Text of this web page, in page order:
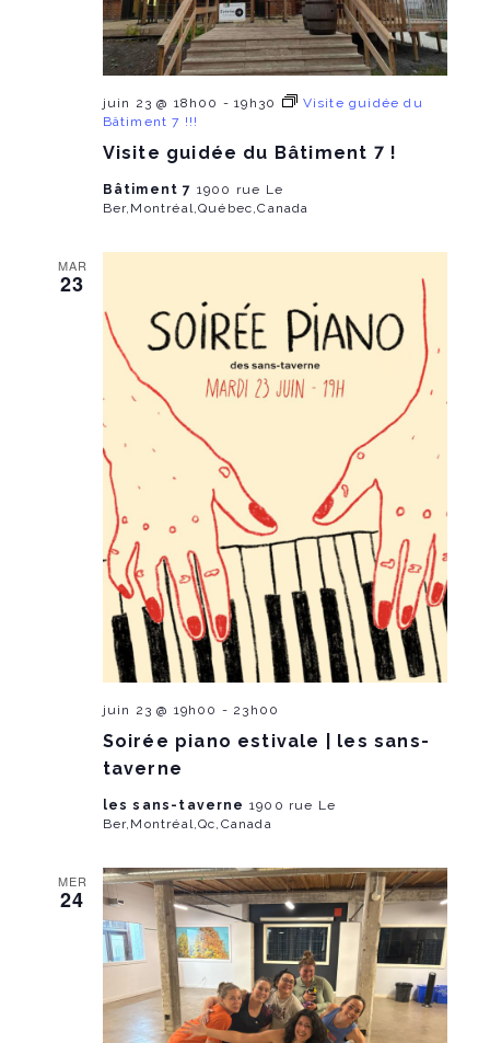
Visite guidée du Bâtiment 7 !
juin 23 @ 18h00 -19h30
Visite guidée du
Bâtiment 7 !!!
Bâtiment 7 1900 rue Le
Ber,Montréal,Québec,Canada
MAR
23
Soirée piano estivale | les sans-
taverne
juin 23 @ 19h00 - 23h00
les sans-taverne 1900 rue Le
Ber,Montréal,Qc,Canada
MER
24